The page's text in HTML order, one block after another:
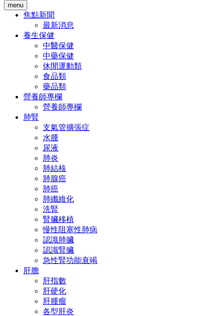
menu
焦點新聞
最新消息
養生保健
中醫保健
中藥保健
休閒運動類
食品類
藥品類
營養師專欄
營養師專欄
肺腎
支氣管擴張症
水腫
尿液
肺炎
肺結核
肺腺癌
肺癌
肺纖維化
洗腎
腎臟移植
慢性阻塞性肺病
認識肺臟
認識腎臟
急性腎功能衰竭
肝膽
肝指數
肝硬化
肝腫瘤
各型肝炎